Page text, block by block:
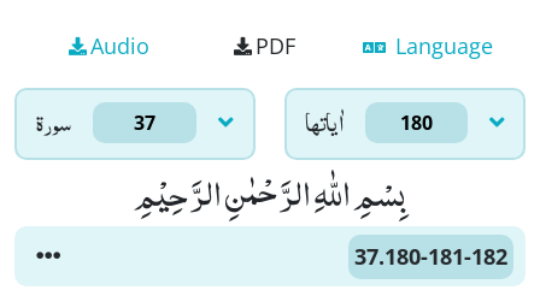
Audio PDF Language
سورۃ 37 اٰياتها 180
بِسْمِ اللّٰهِ الرَّحْمٰنِ الرَّحِیْمِ
37.180-181-182